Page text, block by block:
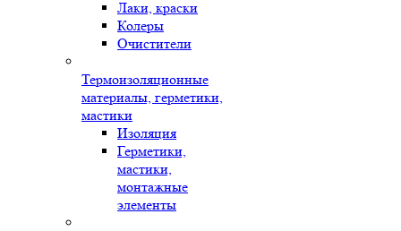
Лаки, краски
Колеры
Очистители
Термоизоляционные
материалы, герметики,
мастики
Изоляция
Герметики,
мастики,
монтажные
элементы